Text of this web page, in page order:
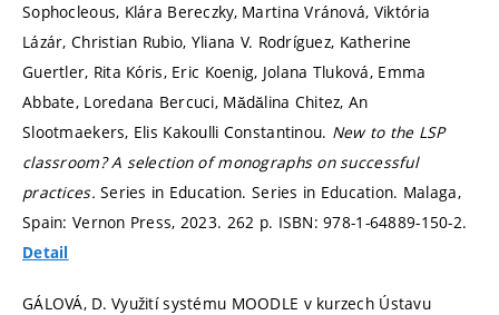
Sophocleous, Klára Bereczky, Martina Vránová, Viktória
Lázár, Christian Rubio, Yliana V. Rodríguez, Katherine
Guertler, Rita Kóris, Eric Koenig, Jolana Tluková, Emma
Abbate, Loredana Bercuci, Mădălina Chitez, An
Slootmaekers, Elis Kakoulli Constantinou. New to the LSP
classroom? A selection of monographs on successful
practices.Series in Education. Series in Education. Malaga,
Spain: Vernon Press, 2023. 262 p. ISBN: 978-1-64889-150-2.
Detail
GÁLOVÁ, D. Využití systému MOODLE v kurzech Ústavu